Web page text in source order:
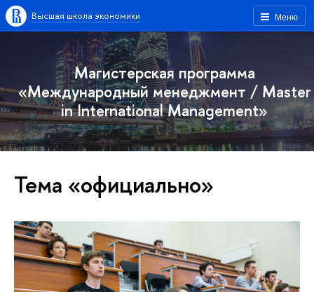
Меню
Высшая школа экономики
Магистерская программа
«Международный менеджмент / Master
in International Management»
Тема «официально»